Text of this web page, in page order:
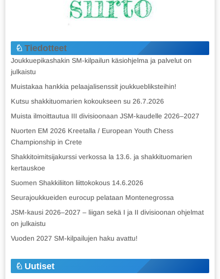
Tiedotteet
Joukkuepikashakin SM-kilpailun käsiohjelma ja palvelut on
julkaistu
Muistakaa hankkia pelaajalisenssit joukkuebliksteihin!
Kutsu shakkituomarien kokoukseen su 26.7.2026
Muista ilmoittautua III divisioonaan JSM-kaudelle 2026–2027
Nuorten EM 2026 Kreetalla / European Youth Chess
Championship in Crete
Shakkitoimitsijakurssi verkossa la 13.6. ja shakkituomarien
kertauskoe
Suomen Shakkiliiton liittokokous 14.6.2026
Seurajoukkueiden eurocup pelataan Montenegrossa
JSM-kausi 2026–2027 – liigan sekä I ja II divisioonan ohjelmat
on julkaistu
Vuoden 2027 SM-kilpailujen haku avattu!
Uutiset